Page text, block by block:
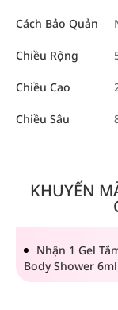
Cách Bảo Quản
Chiều Rộng
Chiều Cao
Chiều Sâu
KHUYẾN
Nhận 1 Gel
Body Shower